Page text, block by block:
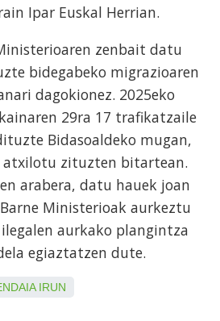
Ipar Euskal Herrian.
zenbait datu
bidegabeko migrazioaren
dagokionez. 2025eko
29ra 17 trafikatzaile
Bidasoaldeko mugan,
atxilotu zituzten bitartean.
arabera, datu hauek joan
Ministerioak aurkeztu
aurkako plangintza
egiaztatzen dute.
IRUN